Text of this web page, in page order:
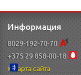
Информация
8029-192-70-70
+375 29 858-00-18
Карта сайта